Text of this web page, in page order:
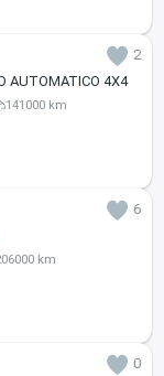
2
AUTOMATICO 4X4
141000 km
6
km
0